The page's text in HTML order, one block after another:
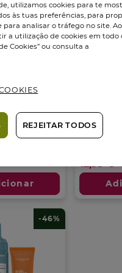
5.0 (1)
Frasco
5
estrelas.
análise
-46%
utilizamos cookies para te
às tuas preferências, para
para analisar o tráfego no site. Ao
a utilização de cookies em todo
Cookies” ou consulta a
REJEITAR TODOS